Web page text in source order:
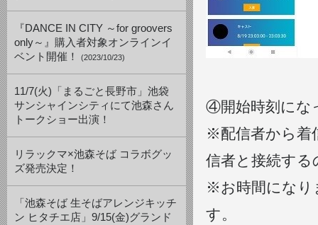
『DANCE IN CITY ～for groovers
only～』購入者対象オンラインイ
ベント開催！
(2023/10/23)
11/7(火)「まるごと長野市」池袋
サンシャインシティにて池森さん
トークショー出演！
リラックマ×池森そば コラボグッ
ズ発売決定！
「池森そば 生そばアレンジキッチ
ン ヒタチエ店」9/15(金)グランド
④開始時刻にな
※配信者から着
信者と接続す
※お時間になり
す。